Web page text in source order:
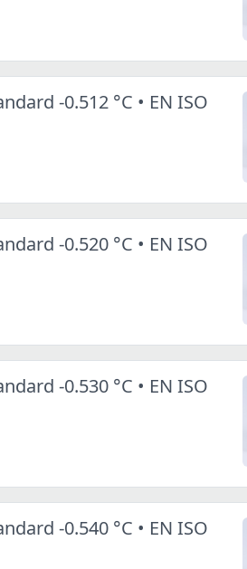
-0.512 °C • EN ISO
-0.520 °C • EN ISO
-0.530 °C • EN ISO
-0.540 °C • EN ISO